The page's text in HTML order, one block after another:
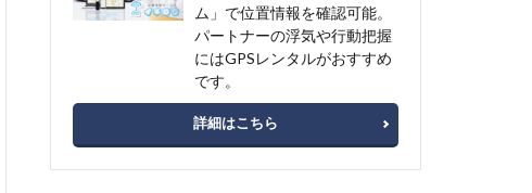
ム」で位置情報を確認可能。
パートナーの浮気や行動把握
にはGPSレンタルがおすすめ
です。
詳細はこちら